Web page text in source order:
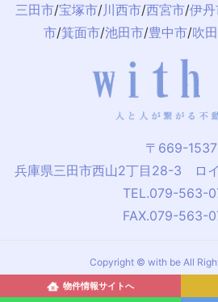
三田市/宝塚市/川西市/西宮市/伊
市/箕面市/池田市/豊中市/吹
〒669-1537
兵庫県三田市西山2丁目28-3 ロ
TEL.079-563-
FAX.079-563-
Copyright © with be All
物件情報サイトへ